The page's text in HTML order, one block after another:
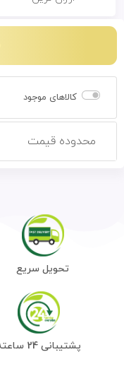
کالاهای موجود
محدوده قیمت
تحویل سریع
پشتیبانی 24 ساعته